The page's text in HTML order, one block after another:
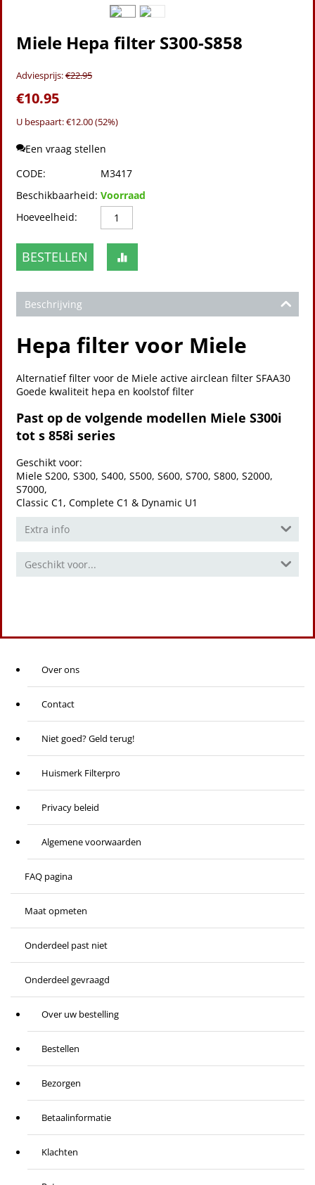
Miele Hepa filter S300-S858
Adviesprijs:€22.95
€10.95
U bespaart: €12.00(52%)
Een vraag stellen
CODE:
M3417
Beschikbaarheid: Voorraad
Hoeveelheid:
BESTELLEN
Beschrijving
Hepa filter voor Miele
Alternatief filter voor de Miele active airclean filter SFAA30
Goede kwaliteit hepa en koolstof filter
Past op de volgende modellen Miele S300i
tot s 858i series
Geschikt voor:
Miele S200, S300, S400, S500, S600, S700, S800, S2000,
S7000,
Classic C1, Complete C1 & Dynamic U1
Extra info
Geschikt voor...
Over ons
Contact
Niet goed? Geld terug!
Huismerk Filterpro
Privacy beleid
Algemene voorwaarden
FAQ pagina
Maat opmeten
Onderdeel past niet
Onderdeel gevraagd
Over uw bestelling
Bestellen
Bezorgen
Betaalinformatie
Klachten